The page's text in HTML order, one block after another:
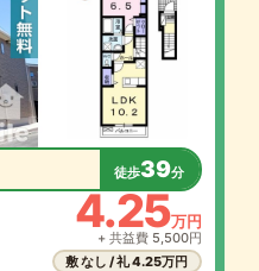
徒歩39分
4.25万円
+ 共益費 5,500円
敷 なし / 礼 4.25万円